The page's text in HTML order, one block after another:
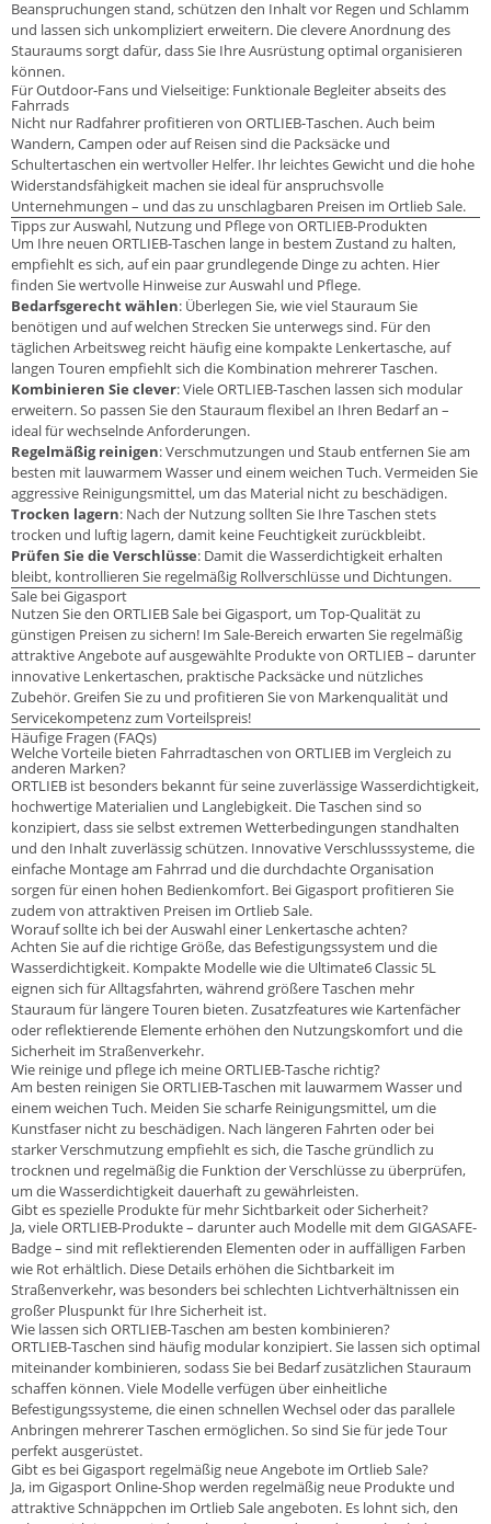
Beanspruchungen stand, schützen den Inhalt vor Regen und Schlamm
und lassen sich unkompliziert erweitern. Die clevere Anordnung des
Stauraums sorgt dafür, dass Sie Ihre Ausrüstung optimal organisieren
können.
Für Outdoor-Fans und Vielseitige: Funktionale Begleiter abseits des
Fahrrads
Nicht nur Radfahrer profitieren von ORTLIEB-Taschen. Auch beim
Wandern, Campen oder auf Reisen sind die Packsäcke und
Schultertaschen ein wertvoller Helfer. Ihr leichtes Gewicht und die hohe
Widerstandsfähigkeit machen sie ideal für anspruchsvolle
Unternehmungen – und das zu unschlagbaren Preisen im Ortlieb Sale.
Tipps zur Auswahl, Nutzung und Pflege von ORTLIEB-Produkten
Um Ihre neuen ORTLIEB-Taschen lange in bestem Zustand zu halten,
empfiehlt es sich, auf ein paar grundlegende Dinge zu achten. Hier
finden Sie wertvolle Hinweise zur Auswahl und Pflege.
Bedarfsgerecht wählen: Überlegen Sie, wie viel Stauraum Sie
benötigen und auf welchen Strecken Sie unterwegs sind. Für den
täglichen Arbeitsweg reicht häufig eine kompakte Lenkertasche, auf
langen Touren empfiehlt sich die Kombination mehrerer Taschen.
Kombinieren Sie clever: Viele ORTLIEB-Taschen lassen sich modular
erweitern. So passen Sie den Stauraum flexibel an Ihren Bedarf an –
ideal für wechselnde Anforderungen.
Regelmäßig reinigen: Verschmutzungen und Staub entfernen Sie am
besten mit lauwarmem Wasser und einem weichen Tuch. Vermeiden Sie
aggressive Reinigungsmittel, um das Material nicht zu beschädigen.
Trocken lagern: Nach der Nutzung sollten Sie Ihre Taschen stets
trocken und luftig lagern, damit keine Feuchtigkeit zurückbleibt.
Prüfen Sie die Verschlüsse: Damit die Wasserdichtigkeit erhalten
bleibt, kontrollieren Sie regelmäßig Rollverschlüsse und Dichtungen.
Sale bei Gigasport
Nutzen Sie den ORTLIEB Sale bei Gigasport, um Top-Qualität zu
günstigen Preisen zu sichern! Im Sale-Bereich erwarten Sie regelmäßig
attraktive Angebote auf ausgewählte Produkte von ORTLIEB – darunter
innovative Lenkertaschen, praktische Packsäcke und nützliches
Zubehör. Greifen Sie zu und profitieren Sie von Markenqualität und
Servicekompetenz zum Vorteilspreis!
Häufige Fragen (FAQs)
Welche Vorteile bieten Fahrradtaschen von ORTLIEB im Vergleich zu
anderen Marken?
ORTLIEB ist besonders bekannt für seine zuverlässige Wasserdichtigkeit,
hochwertige Materialien und Langlebigkeit. Die Taschen sind so
konzipiert, dass sie selbst extremen Wetterbedingungen standhalten
und den Inhalt zuverlässig schützen. Innovative Verschlusssysteme, die
einfache Montage am Fahrrad und die durchdachte Organisation
sorgen für einen hohen Bedienkomfort. Bei Gigasport profitieren Sie
zudem von attraktiven Preisen im Ortlieb Sale.
Worauf sollte ich bei der Auswahl einer Lenkertasche achten?
Achten Sie auf die richtige Größe, das Befestigungssystem und die
Wasserdichtigkeit. Kompakte Modelle wie die Ultimate6 Classic 5L
eignen sich für Alltagsfahrten, während größere Taschen mehr
Stauraum für längere Touren bieten. Zusatzfeatures wie Kartenfächer
oder reflektierende Elemente erhöhen den Nutzungskomfort und die
Sicherheit im Straßenverkehr.
Wie reinige und pflege ich meine ORTLIEB-Tasche richtig?
Am besten reinigen Sie ORTLIEB-Taschen mit lauwarmem Wasser und
einem weichen Tuch. Meiden Sie scharfe Reinigungsmittel, um die
Kunstfaser nicht zu beschädigen. Nach längeren Fahrten oder bei
starker Verschmutzung empfiehlt es sich, die Tasche gründlich zu
trocknen und regelmäßig die Funktion der Verschlüsse zu überprüfen,
um die Wasserdichtigkeit dauerhaft zu gewährleisten.
Gibt es spezielle Produkte für mehr Sichtbarkeit oder Sicherheit?
Ja, viele ORTLIEB-Produkte – darunter auch Modelle mit dem GIGASAFE-
Badge – sind mit reflektierenden Elementen oder in auffälligen Farben
wie Rot erhältlich. Diese Details erhöhen die Sichtbarkeit im
Straßenverkehr, was besonders bei schlechten Lichtverhältnissen ein
großer Pluspunkt für Ihre Sicherheit ist.
Wie lassen sich ORTLIEB-Taschen am besten kombinieren?
ORTLIEB-Taschen sind häufig modular konzipiert. Sie lassen sich optimal
miteinander kombinieren, sodass Sie bei Bedarf zusätzlichen Stauraum
schaffen können. Viele Modelle verfügen über einheitliche
Befestigungssysteme, die einen schnellen Wechsel oder das parallele
Anbringen mehrerer Taschen ermöglichen. So sind Sie für jede Tour
perfekt ausgerüstet.
Gibt es bei Gigasport regelmäßig neue Angebote im Ortlieb Sale?
Ja, im Gigasport Online-Shop werden regelmäßig neue Produkte und
attraktive Schnäppchen im Ortlieb Sale angeboten. Es lohnt sich, den